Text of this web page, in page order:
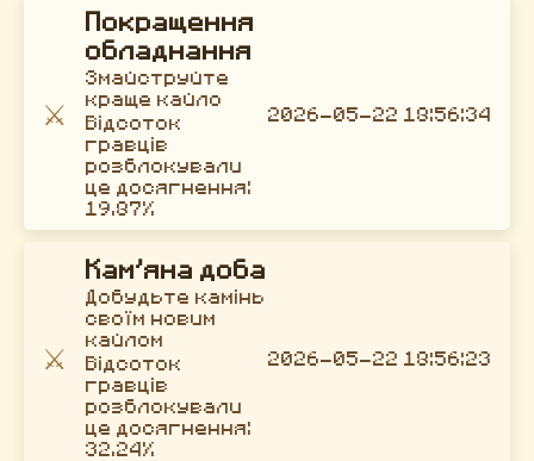
⚔️
Покращення
обладнання
Змайструйте
краще кайло
Відсоток
гравців
розблокували
це досягнення:
19.87%
2026-05-22 18:56:34
⚔️
Кам’яна доба
Добудьте камінь
своїм новим
кайлом
Відсоток
гравців
розблокували
це досягнення:
32.24%
2026-05-22 18:56:23